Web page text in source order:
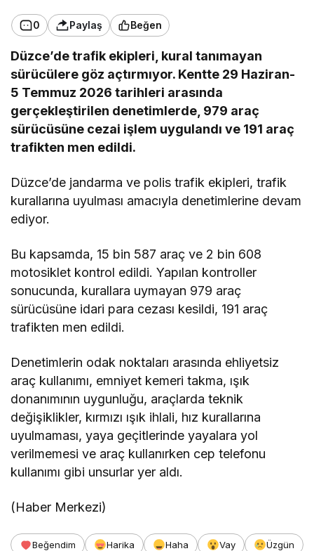
0 Paylaş Beğen
Düzce’de trafik ekipleri, kural tanımayan
sürücülere göz açtırmıyor. Kentte 29 Haziran-
5 Temmuz 2026 tarihleri arasında
gerçekleştirilen denetimlerde, 979 araç
sürücüsüne cezai işlem uygulandı ve 191 araç
trafikten men edildi.
Düzce’de jandarma ve polis trafik ekipleri, trafik
kurallarına uyulması amacıyla denetimlerine devam
ediyor.
Bu kapsamda, 15 bin 587 araç ve 2 bin 608
motosiklet kontrol edildi. Yapılan kontroller
sonucunda, kurallara uymayan 979 araç
sürücüsüne idari para cezası kesildi, 191 araç
trafikten men edildi.
Denetimlerin odak noktaları arasında ehliyetsiz
araç kullanımı, emniyet kemeri takma, ışık
donanımının uygunluğu, araçlarda teknik
değişiklikler, kırmızı ışık ihlali, hız kurallarına
uyulmaması, yaya geçitlerinde yayalara yol
verilmemesi ve araç kullanırken cep telefonu
kullanımı gibi unsurlar yer aldı.
(Haber Merkezi)
Beğendim Harika Haha Vay
Üzgün